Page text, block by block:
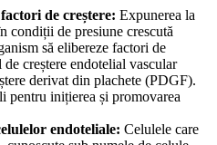
de creștere: Expunerea la
condiții de presiune crescută
să elibereze factori de
creștere endotelial vascular
derivat din plachete (PDGF).
pentru inițierea și promovarea
endoteliale: Celulele care